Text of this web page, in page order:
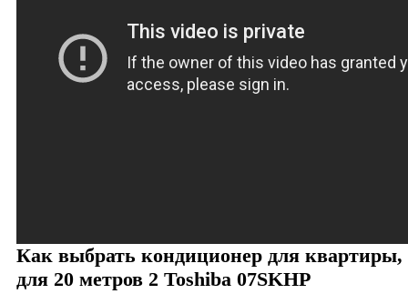
Как выбрать кондиционер для квартиры,
для 20 метров 2 Toshiba 07SKHP